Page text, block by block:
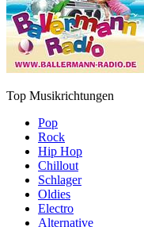
Top Musikrichtungen
Pop
Rock
Hip Hop
Chillout
Schlager
Oldies
Electro
Alternative